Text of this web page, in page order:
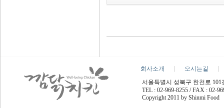
회사소개
오시는길
서울특별시 성북구 한천로 101
TEL : 02-969-8255 / FAX : 02-
Copyright 2011 by Shinmi Food